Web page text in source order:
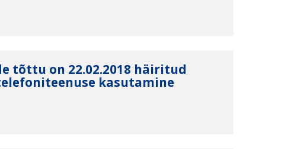
tõttu on 22.02.2018 häiritud
kasutamine